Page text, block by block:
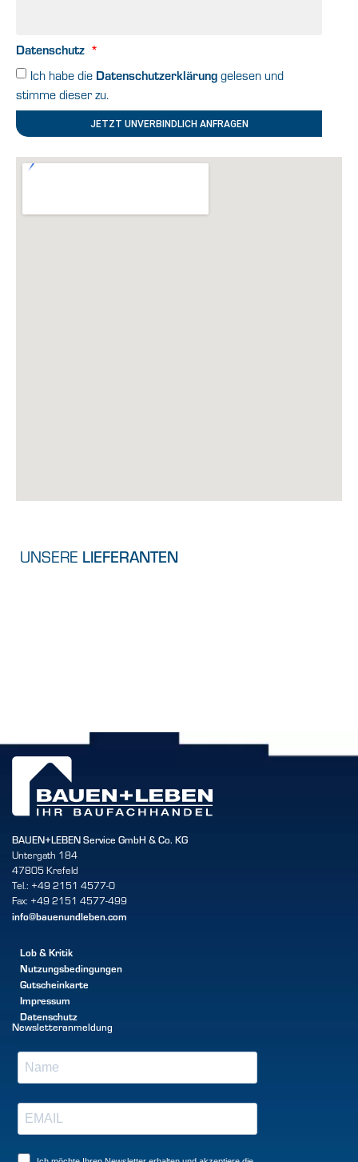
Datenschutz
Ich habe die Datenschutzerklärung gelesen und
stimme dieser zu.
JETZT UNVERBINDLICH ANFRAGEN
UNSERE LIEFERANTEN
BAUEN+LEBEN Service GmbH & Co. KG
Untergath 184
47805 Krefeld
Tel.: +49 2151 4577-0
Fax: +49 2151 4577-499
info@bauenundleben.com
Lob & Kritik
Nutzungsbedingungen
Gutscheinkarte
Impressum
Datenschutz
Newsletteranmeldung